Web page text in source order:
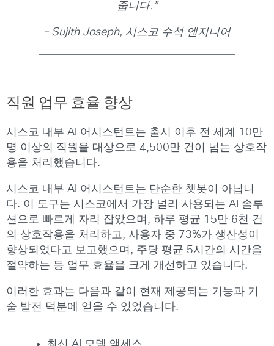
줍니다. ”
–Sujith Joseph, 시스코 수석 엔지니어
직원 업무 효율 향상
시스코 내부 AI 어시스턴트는 출시 이후 전 세계 10만
명 이상의 직원을 대상으로 4,500만 건이 넘는 상호작
용을 처리했습니다.
시스코 내부 AI 어시스턴트는 단순한 챗봇이 아닙니
다. 이 도구는 시스코에서 가장 널리 사용되는 AI 솔루
션으로 빠르게 자리 잡았으며, 하루 평균 15만 6천 건
의 상호작용을 처리하고, 사용자 중 73%가 생산성이
향상되었다고 보고했으며, 주당 평균 5시간의 시간을
절약하는 등 업무 효율을 크게 개선하고 있습니다.
이러한 효과는 다음과 같이 현재 제공되는 기능과 기
술 발전 덕분에 얻을 수 있었습니다.